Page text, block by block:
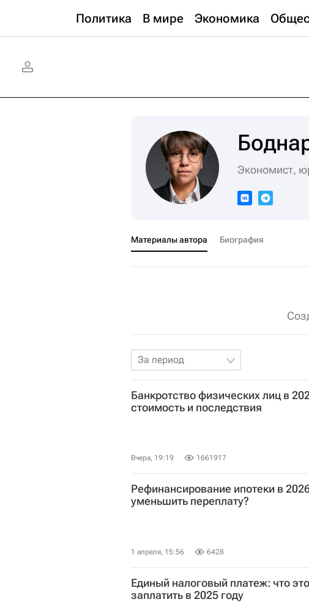
Политика В мире Экономика
Экономист,
Материалы автора Биография
За период
Банкротство физических лиц в
стоимость и последствия
Вчера, 19:19 1661917
Рефинансирование ипотеки в
уменьшить переплату?
1 апреля, 15:56 6428
Единый налоговый платеж: что
заплатить в 2025 году